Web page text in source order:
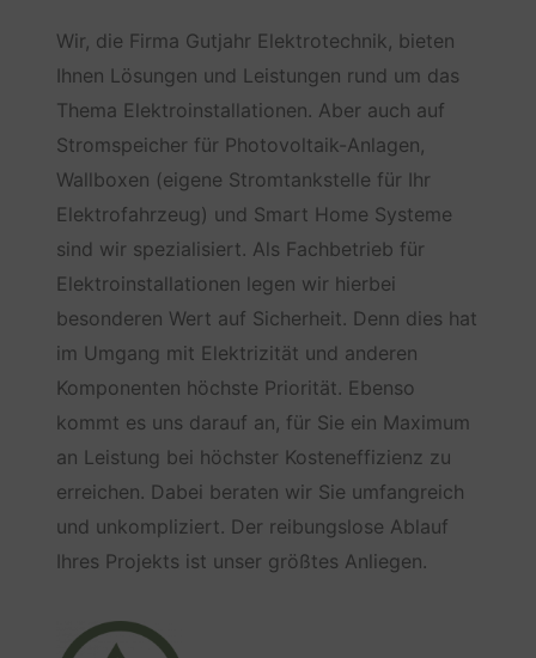
Wir, die Firma Gutjahr Elektrotechnik, bieten
Ihnen Lösungen und Leistungen rund um das
Thema Elektroinstallationen. Aber auch auf
Stromspeicher für Photovoltaik-Anlagen,
Wallboxen (eigene Stromtankstelle für Ihr
Elektrofahrzeug) und Smart Home Systeme
sind wir spezialisiert. Als Fachbetrieb für
Elektroinstallationen legen wir hierbei
besonderen Wert auf Sicherheit. Denn dies hat
im Umgang mit Elektrizität und anderen
Komponenten höchste Priorität. Ebenso
kommt es uns darauf an, für Sie ein Maximum
an Leistung bei höchster Kosteneffizienz zu
erreichen. Dabei beraten wir Sie umfangreich
und unkompliziert. Der reibungslose Ablauf
Ihres Projekts ist unser größtes Anliegen.